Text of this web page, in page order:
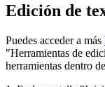
Edición de
Puedes acceder a más
"Herramientas de
herramientas dentro